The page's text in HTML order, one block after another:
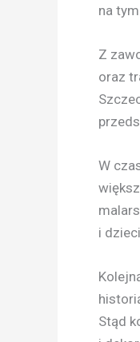
na
Z
oraz
W
i
Stąd